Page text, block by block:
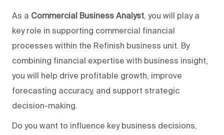
As a Commercial Business Analyst, you will play a
key role in supporting commercial financial
processes within the Refinish business unit. By
combining financial expertise with business insight,
you will help drive profitable growth, improve
forecasting accuracy, and support strategic
decision-making.
Do you want to influence key business decisions,